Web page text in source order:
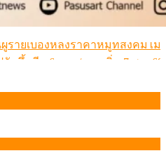
แช่แข็งกว่า 12.6 ตัน สมุทรสาคร
ร้ายเบื้องหลังราคาหมูที่สังคมไม่
บขึ้นอีก 6 บาท/แผง เริ่ม 7 ส.ค.69
คเนื้อ” แก้ปัญหาราคาโคเนื้อตก